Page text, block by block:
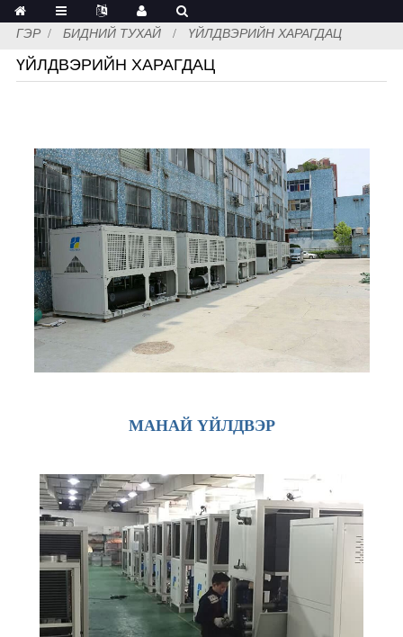
ГЭР БИДНИЙ ТУХАЙ ҮЙЛДВЭРИЙН ХАРАГДАЦ
ҮЙЛДВЭРИЙН ХАРАГДАЦ
МАНАЙ ҮЙЛДВЭР